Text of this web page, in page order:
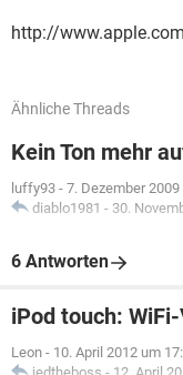
http://
Ähnliche Threads
Kein Ton mehr
luffy93 - 7. Dezember
diablo1981 - 30.
6 Antworten
iPod touch:
Leon - 10. April 2012 um